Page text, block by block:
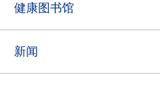
健康图书馆
新闻